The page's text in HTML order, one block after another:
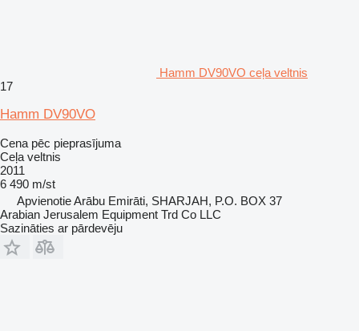
Hamm DV90VO ceļa veltnis
17
Hamm DV90VO
Cena pēc pieprasījuma
Ceļa veltnis
2011
6 490 m/st
Apvienotie Arābu Emirāti, SHARJAH, P.O. BOX 37
Arabian Jerusalem Equipment Trd Co LLC
Sazināties ar pārdevēju